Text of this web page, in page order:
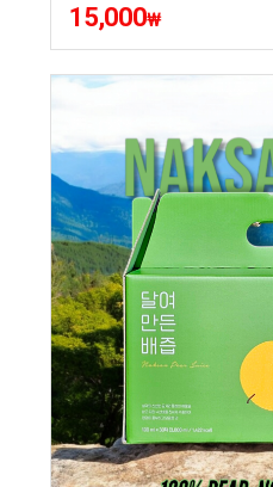
15,000₩